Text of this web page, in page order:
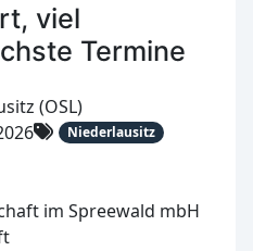
viel
Termine
(OSL)
Niederlausitz
im Spreewald mbH